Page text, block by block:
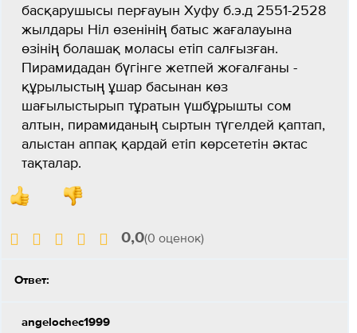
басқарушысы перғауын Хуфу б.э.д 2551-2528
жылдары Ніл өзенінің батыс жағалауына
өзінің болашақ моласы етіп салғызған.
Пирамидадан бүгінге жетпей жоғалғаны -
құрылыстың ұшар басынан көз
шағылыстырып тұратын үшбұрышты сом
алтын, пирамиданың сыртын түгелдей қаптап,
алыстан аппақ қардай етіп көрсететін әктас
тақталар.
0,0(0 оценок)
Ответ:
angelochec1999